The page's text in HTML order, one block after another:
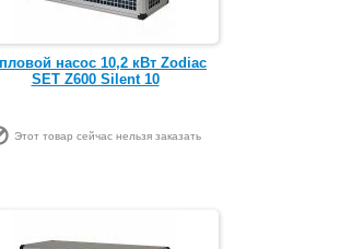
насос 10,2 кВт Zodiac
SET Z600 Silent 10
Этот товар сейчас нельзя заказать